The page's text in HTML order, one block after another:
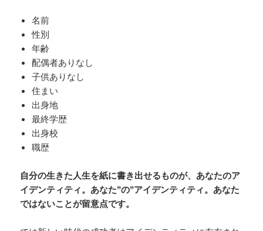
名前
性別
年齢
配偶者ありなし
子供ありなし
住まい
出身地
最終学歴
出身校
職歴
自分の生きた人生を紙に書き出せるものが、あなたのア
イデンティティ。あなた”の”アイデンティティ。あなた
ではないことが留意点です。